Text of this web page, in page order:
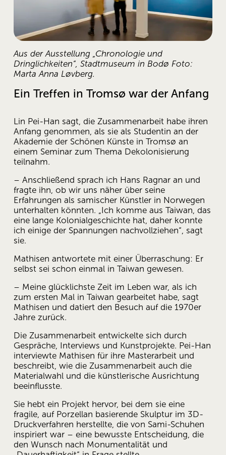
Aus der Ausstellung „Chronologie und
Dringlichkeiten“, Stadtmuseum in Bodø Foto:
Marta Anna Løvberg.
Ein Treffen in Tromsø war der Anfang
Lin Pei-Han sagt, die Zusammenarbeit habe ihren
Anfang genommen, als sie als Studentin an der
Akademie der Schönen Künste in Tromsø an
einem Seminar zum Thema Dekolonisierung
teilnahm.
– Anschließend sprach ich Hans Ragnar an und
fragte ihn, ob wir uns näher über seine
Erfahrungen als samischer Künstler in Norwegen
unterhalten könnten. „Ich komme aus Taiwan, das
eine lange Kolonialgeschichte hat, daher konnte
ich einige der Spannungen nachvollziehen“, sagt
sie.
Mathisen antwortete mit einer Überraschung: Er
selbst sei schon einmal in Taiwan gewesen.
– Meine glücklichste Zeit im Leben war, als ich
zum ersten Mal in Taiwan gearbeitet habe, sagt
Mathisen und datiert den Besuch auf die 1970er
Jahre zurück.
Die Zusammenarbeit entwickelte sich durch
Gespräche, Interviews und Kunstprojekte. Pei-Han
interviewte Mathisen für ihre Masterarbeit und
beschreibt, wie die Zusammenarbeit auch die
Materialwahl und die künstlerische Ausrichtung
beeinflusste.
Sie hebt ein Projekt hervor, bei dem sie eine
fragile, auf Porzellan basierende Skulptur im 3D-
Druckverfahren herstellte, die von Sami-Schuhen
inspiriert war – eine bewusste Entscheidung, die
den Wunsch nach Monumentalität und